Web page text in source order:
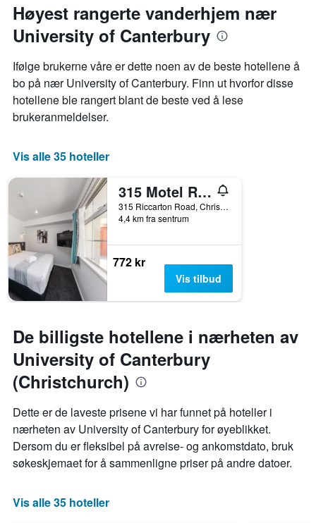
Høyest rangerte vanderhjem nær
University of Canterbury
Ifølge brukerne våre er dette noen av de beste hotellene å
bo på nær University of Canterbury. Finn ut hvorfor disse
hotellene ble rangert blant de beste ved å lese
brukeranmeldelser.
Vis alle 35 hoteller
315 Motel Riccarton
315 Riccarton Road, Christchurch, New Zealand
4,4 km fra sentrum
772 kr
Vis tilbud
De billigste hotellene i nærheten av
University of Canterbury
(Christchurch)
Dette er de laveste prisene vi har funnet på hoteller i
nærheten av University of Canterbury for øyeblikket.
Dersom du er fleksibel på avreise- og ankomstdato, bruk
søkeskjemaet for å sammenligne priser på andre datoer.
Vis alle 35 hoteller